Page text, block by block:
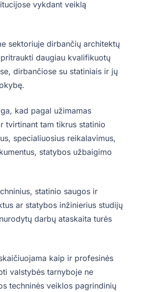
vykdant veiklą
sektoriuje dirbančių architektų
daugiau kvalifikuotų
dirbančiose su statiniais ir jų
kad pagal užimamas
tvirtinant tam tikrus statinio
specialiuosius reikalavimus,
statybos užbaigimo
statinio saugos ir
ar statybos inžinierius studijų
darbų ataskaita turės
kaip ir profesinės
valstybės tarnyboje ne
techninės veiklos pagrindinių